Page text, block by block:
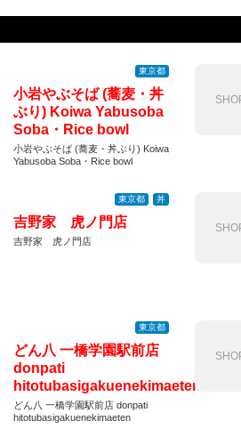
東京都
小岩やぶそば (蕎麦・丼
ぶり) Koiwa Yabusoba
Soba・Rice bowl
小岩やぶそば (蕎麦・丼ぶり) Koiwa
Yabusoba Soba・Rice bowl
東京都 丼
吉野家 虎ノ門店
吉野家 虎ノ門店
東京都
どん八 一橋学園駅前店
donpati
hitotubasigakuenekimaeten
どん八 一橋学園駅前店 donpati
hitotubasigakuenekimaeten